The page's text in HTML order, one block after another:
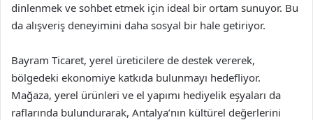
dinlenmek ve sohbet etmek için ideal bir ortam sunuyor. Bu
da alışveriş deneyimini daha sosyal bir hale getiriyor.
Bayram Ticaret, yerel üreticilere de destek vererek,
bölgedeki ekonomiye katkıda bulunmayı hedefliyor.
Mağaza, yerel ürünleri ve el yapımı hediyelik eşyaları da
raflarında bulundurarak, Antalya’nın kültürel değerlerini